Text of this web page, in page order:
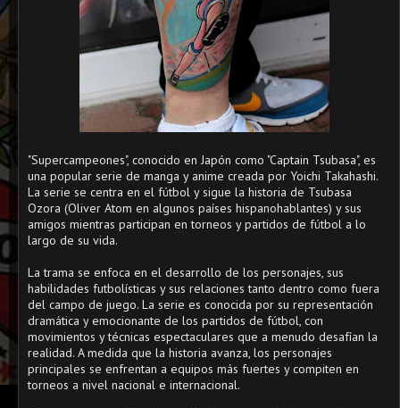
"Supercampeones", conocido en Japón como "Captain Tsubasa", es
una popular serie de manga y anime creada por Yoichi Takahashi.
La serie se centra en el fútbol y sigue la historia de Tsubasa
Ozora (Oliver Atom en algunos países hispanohablantes) y sus
amigos mientras participan en torneos y partidos de fútbol a lo
largo de su vida.
La trama se enfoca en el desarrollo de los personajes, sus
habilidades futbolísticas y sus relaciones tanto dentro como fuera
del campo de juego. La serie es conocida por su representación
dramática y emocionante de los partidos de fútbol, con
movimientos y técnicas espectaculares que a menudo desafían la
realidad. A medida que la historia avanza, los personajes
principales se enfrentan a equipos más fuertes y compiten en
torneos a nivel nacional e internacional.